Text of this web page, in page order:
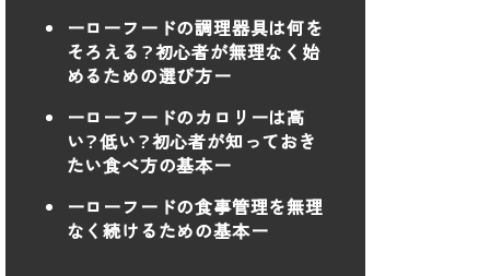
ーローフードの調理器具は何を
そろえる？初心者が無理なく始
めるための選び方ー
ーローフードのカロリーは高
い？低い？初心者が知っておき
たい食べ方の基本ー
ーローフードの食事管理を無理
なく続けるための基本ー